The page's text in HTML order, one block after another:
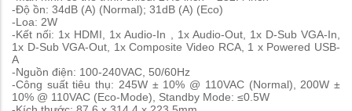
-Độ ồn: 34dB (A) (Normal); 31dB (A) (Eco)
-Loa: 2W
-Kết nối: 1x HDMI, 1x Audio-In , 1x Audio-Out, 1x D-Sub VGA-In,
1x D-Sub VGA-Out, 1x Composite Video RCA, 1 x Powered USB-
A
-Nguồn điện: 100-240VAC, 50/60Hz
-Công suất tiêu thụ: 245W ± 10% @ 110VAC (Normal), 200W ±
10% @ 110VAC (Eco-Mode), Standby Mode: ≤0.5W